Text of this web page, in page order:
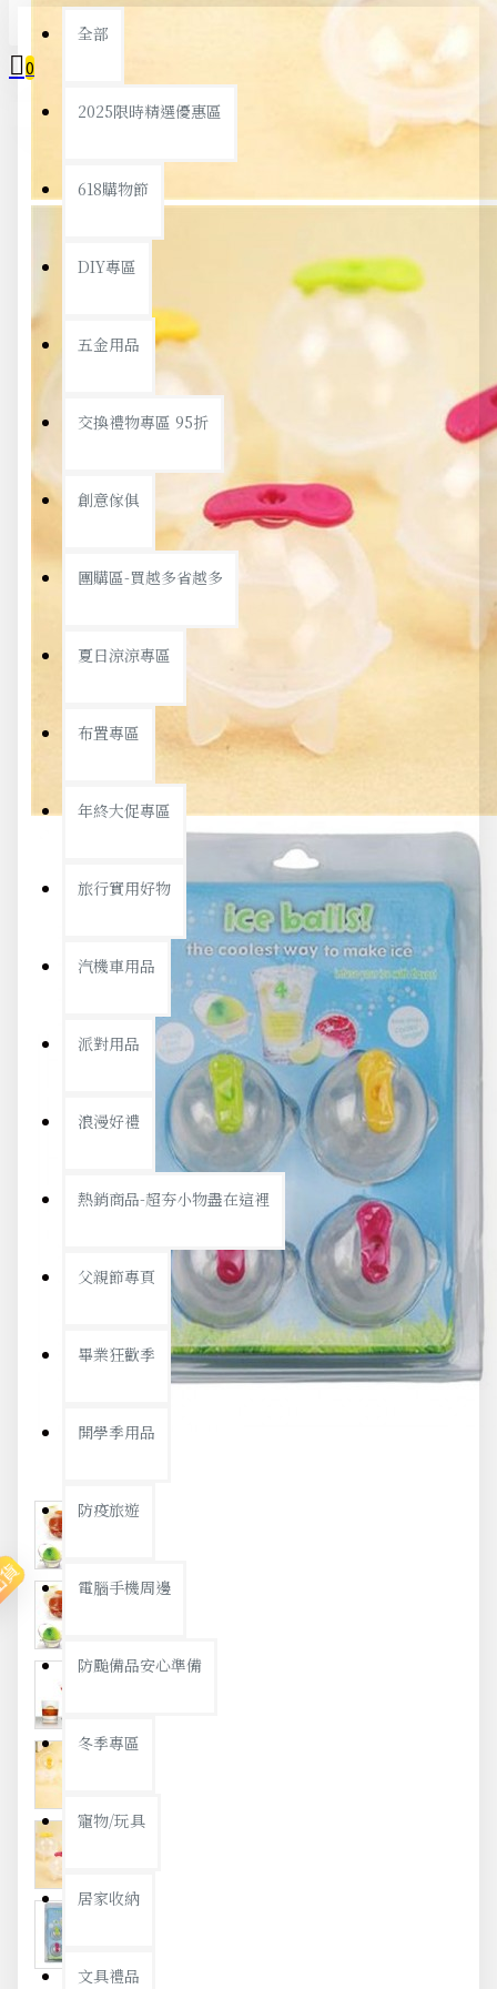
全部
2025限時精選優惠區
618購物節
DIY專區
五金用品
交換禮物專區 95折
創意傢俱
團購區-買越多省越多
夏日涼涼專區
布置專區
年終大促專區
旅行實用好物
汽機車用品
派對用品
浪漫好禮
熱銷商品-超夯小物盡在這裡
父親節專頁
畢業狂歡季
開學季用品
防疫旅遊
電腦手機周邊
防颱備品安心準備
冬季專區
寵物/玩具
居家收納
文具禮品
0
您的購物車內沒有商品！